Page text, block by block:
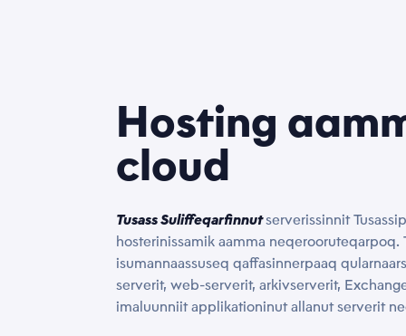
Hosting
cloud
Tusass Suliffeqarfinnutserverissinnit
hosterinissamik aamma neqerooruteqarpoq.
isumannaassuseq qaffasinnerpaaq
serverit, web-serverit, arkivserverit,
imaluunniit applikationinut allanut serverit
Atit